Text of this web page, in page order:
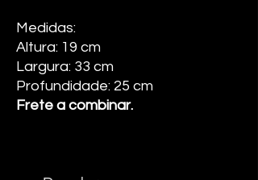
Medidas:
Altura: 19 cm
Largura: 33 cm
Profundidade: 25 cm
Frete a combinar.